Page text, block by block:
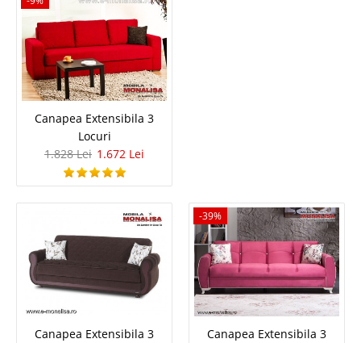
Adauga la Favorite
-36%
Canapea Eleganta Sementa Violet 3
Canapele elegante de 3 locuri in stil avangardist – Sementa violet Seria
de canapele extensibile Sementa a fost dezvoltata pentru a promova stilul
avangardist. Sementa este o canapea extensibila de 3 locuri cu finisaje de
calitate. Linia de design impun..
Compara
Canapea Extensibila 3
Locuri
1.828 Lei 1.672 Lei
Canapea Extensibila 3
-39%
Canapea Extensibila 3